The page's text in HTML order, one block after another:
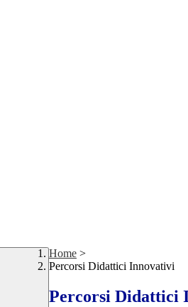
Home >
Percorsi Didattici Innovativi
Percorsi Didattici